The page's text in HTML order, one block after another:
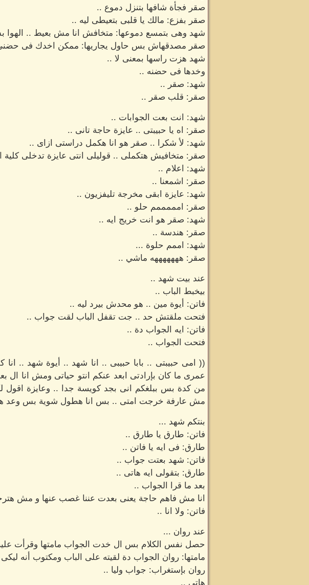
صقر فجأة شافها بتنزل دموع ..
صقر بفزع: مالك يا قلبى بتعيطى ليه ..
شهد وهى بتمسع دموعها: متخافش انا مش بعيط ..
صقر مصدقهاش بس حاول يجاريها: ممكن اخدك فى حضنى
شهد هزت راسها بمعنى لا ..
وخدها فى حضنه ..
شهد: صقر ..
صقر: قلب صقر ..
شهد: انت بعت الجوابات ..
صقر: اه يا حبيبتى .. عايزة حاجة تانى ..
شهد: لأ شكرا .. صقر هو انا هكمل دراستى ازاى ..
صقر: متخافيش هتكملى .. قوليلى انتى عايزة تدخلى كلية
شهد: اعلام ..
صقر: اشمعنا ..
شهد: عايزة ابقى مخرجة تليفزيون ..
صقر: امممممم حلو ..
شهد: صقر هو انت خريج ايه ..
صقر: هندسة ..
شهد: اممم حلوة ...
صقر: هههههههه ماشي ..
عند بيت شهد ..
بيخبط الباب ..
فاتن: أيوة مين .. هو محدش بيرد ليه ..
فتحت ملقتش حد .. جت تقفل الباب لقت جواب ..
فاتن: ايه الجواب دة ..
فتحت الجواب ..
(( امى حبيبتى .. بابا حبيبى .. انا شهد .. أيوة شهد ..
عمرى ما كان بإرادتى ابعد عنكم انتو حياتى ومش انا
من كدة بس ببلغكم انى بجد كويسة جدا .. وعايزة اقول لكم
مش عارفة خرجت امتى .. بس انا هطول شوية بس وعد
بنتكم شهد ...
فاتن: طارق يا طارق ..
طارق: فى ايه يا فاتن ..
فاتن: شهد بعتت جواب ..
طارق: بتقولى ايه هاتى ..
بعد ما قرا الجواب ..
انا مش فاهم حاجة يعنى بعدت عننا غصب عنها و مش
فاتن: ولا انا ..
عند روان ...
حصل نفس الكلام بس ال خدت الجواب مامتها وقرأت
مامتها: روان الجواب دة لقيته على الباب ومكتوب أنه
روان بإستغراب: جواب وليا ..
هاتى ..